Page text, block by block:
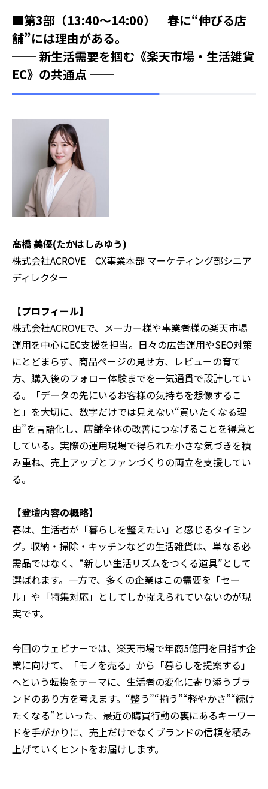
■第3部（13:40～14:00）｜春に“伸びる店
舗”には理由がある。
── 新生活需要を掴む《楽天市場・生活雑貨
EC》の共通点 ──
髙橋 美優(たかはしみゆう)
株式会社ACROVE CX事業本部 マーケティング部シニア
ディレクター
【プロフィール】
株式会社ACROVEで、メーカー様や事業者様の楽天市場
運用を中心にEC支援を担当。日々の広告運用やSEO対策
にとどまらず、商品ページの見せ方、レビューの育て
方、購入後のフォロー体験までを一気通貫で設計してい
る。「データの先にいるお客様の気持ちを想像するこ
と」を大切に、数字だけでは見えない“買いたくなる理
由”を言語化し、店舗全体の改善につなげることを得意と
している。実際の運用現場で得られた小さな気づきを積
み重ね、売上アップとファンづくりの両立を支援してい
る。
【登壇内容の概略】
春は、生活者が「暮らしを整えたい」と感じるタイミン
グ。収納・掃除・キッチンなどの生活雑貨は、単なる必
需品ではなく、“新しい生活リズムをつくる道具”として
選ばれます。一方で、多くの企業はこの需要を「セー
ル」や「特集対応」としてしか捉えられていないのが現
実です。
今回のウェビナーでは、楽天市場で年商5億円を目指す企
業に向けて、「モノを売る」から「暮らしを提案する」
へという転換をテーマに、生活者の変化に寄り添うブラ
ンドのあり方を考えます。“整う”“揃う”“軽やかさ”“続け
たくなる”といった、最近の購買行動の裏にあるキーワー
ドを手がかりに、売上だけでなくブランドの信頼を積み
上げていくヒントをお届けします。